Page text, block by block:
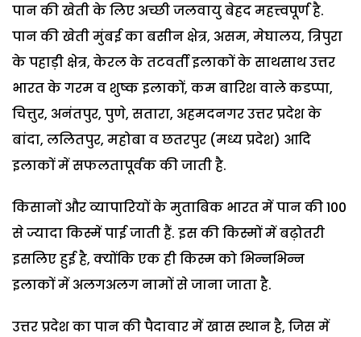
पान की खेती के लिए अच्छी जलवायु बेहद महत्त्वपूर्ण है.
पान की खेती मुंबई का बसीन क्षेत्र, असम, मेघालय, त्रिपुरा
के पहाड़ी क्षेत्र, केरल के तटवर्ती इलाकों के साथसाथ उत्तर
भारत के गरम व शुष्क इलाकों, कम बारिश वाले कडप्पा,
चित्तुर, अनंतपुर, पुणे, सतारा, अहमदनगर उत्तर प्रदेश के
बांदा, ललितपुर, महोबा व छतरपुर (मध्य प्रदेश) आदि
इलाकों में सफलतापूर्वक की जाती है.
किसानों और व्यापारियों के मुताबिक भारत में पान की 100
से ज्यादा किस्में पाई जाती हैं. इस की किस्मों में बढ़ोतरी
इसलिए हुई है, क्योंकि एक ही किस्म को भिन्नभिन्न
इलाकों में अलगअलग नामों से जाना जाता है.
उत्तर प्रदेश का पान की पैदावार में खास स्थान है, जिस में